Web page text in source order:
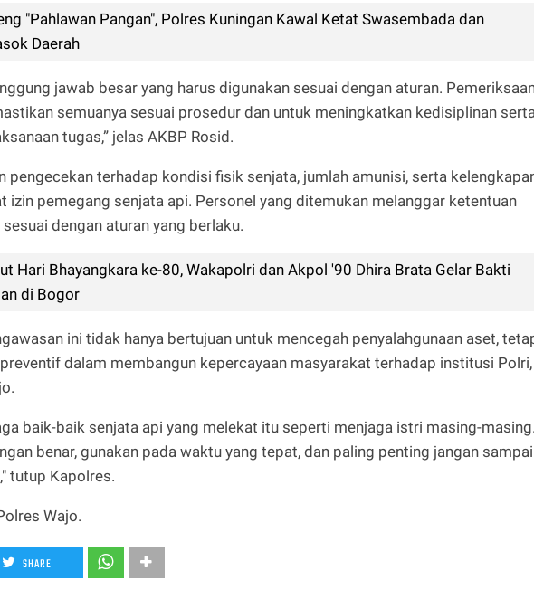
"Pahlawan Pangan", Polres Kuningan Kawal Ketat Swasembada dan
Daerah
jawab besar yang harus digunakan sesuai dengan aturan.
semuanya sesuai prosedur dan untuk meningkatkan kedisiplinan
tugas,” jelas AKBP Rosid.
pengecekan terhadap kondisi fisik senjata, jumlah amunisi, serta
izin pemegang senjata api. Personel yang ditemukan melanggar ketentuan
dengan aturan yang berlaku.
Hari Bhayangkara ke-80, Wakapolri dan Akpol '90 Dhira Brata Gelar Bakti
di Bogor
ini tidak hanya bertujuan untuk mencegah penyalahgunaan aset,
dalam membangun kepercayaan masyarakat terhadap institusi Polri,
baik-baik senjata api yang melekat itu seperti menjaga istri masing-
benar, gunakan pada waktu yang tepat, dan paling penting jangan sampai
tutup Kapolres.
Wajo.
SHARE